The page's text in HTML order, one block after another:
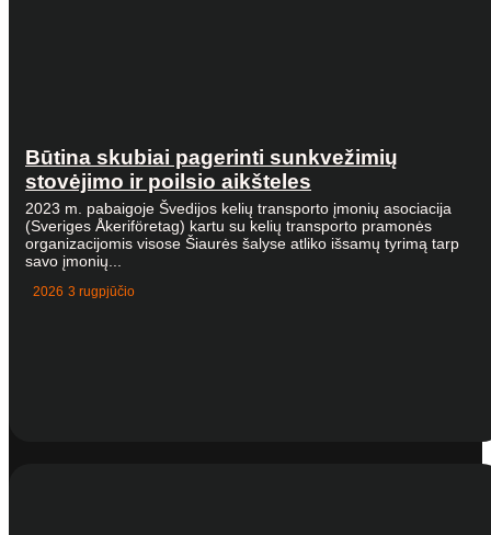
Būtina skubiai pagerinti sunkvežimių
stovėjimo ir poilsio aikšteles
2023 m. pabaigoje Švedijos kelių transporto įmonių asociacija
(Sveriges Åkeriföretag) kartu su kelių transporto pramonės
organizacijomis visose Šiaurės šalyse atliko išsamų tyrimą tarp
savo įmonių...
2026 3 rugpjūčio